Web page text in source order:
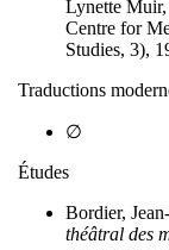
Lynette
Centre for
Studies, 3),
Traductions
∅
Études
Bordier,
théâtral des